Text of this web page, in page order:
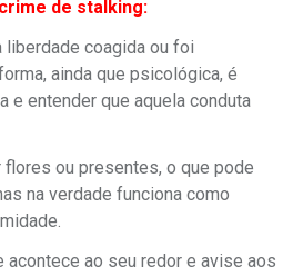
de stalking:
liberdade coagida ou foi
ainda que psicológica, é
e entender que aquela conduta
ou presentes, o que pode
na verdade funciona como
acontece ao seu redor e avise aos